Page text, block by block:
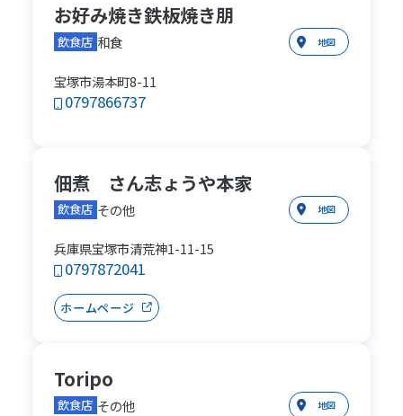
お好み焼き鉄板焼き朋
飲食店 和食 地図
宝塚市湯本町8-11
0797866737
佃煮 さん志ょうや本家
飲食店 その他 地図
兵庫県宝塚市清荒神1-11-15
0797872041
ホームページ
Toripo
飲食店 その他 地図